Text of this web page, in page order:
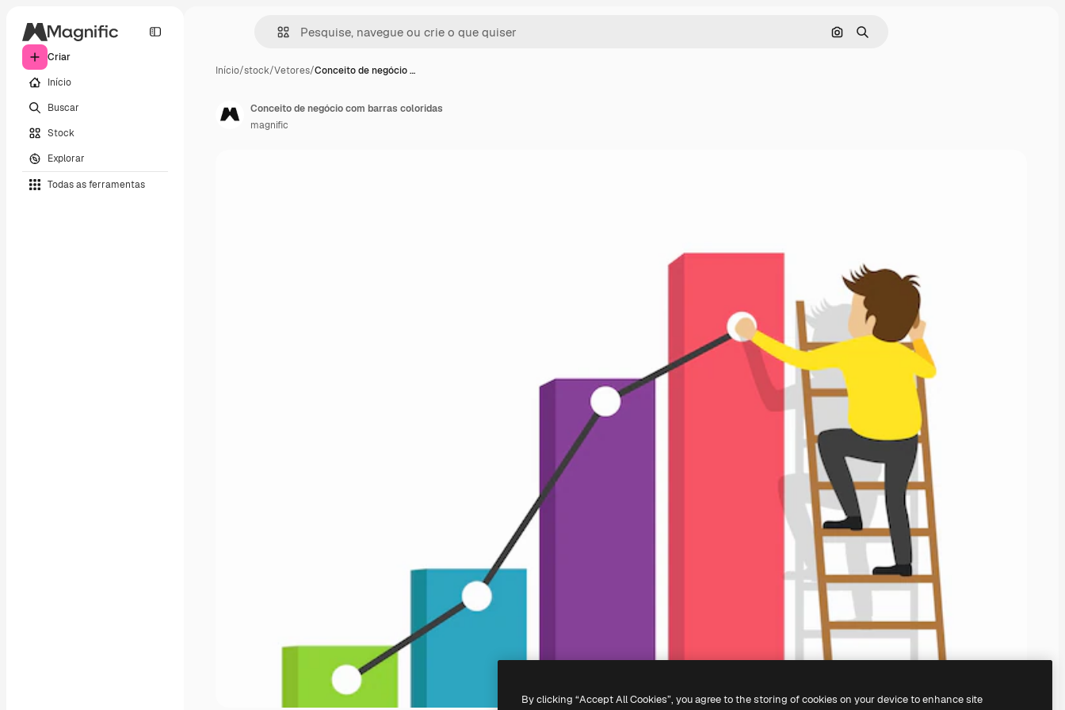
Criar
Início
Buscar
Stock
Explorar
Todas as ferramentas
Pesquisar por imagem
Buscar
Início/stock/Vetores/Conceito de negócio …
Conceito de negócio com barras coloridas
magnific
By clicking “Accept All Cookies”, you agree to the storing of cookies on your device to enhance site